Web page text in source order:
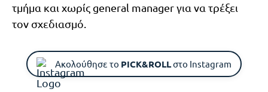
τμήμα και χωρίς general manager για να τρέξει
τον σχεδιασμό.
Ακολούθησε το PICK&ROLLστο Instagram